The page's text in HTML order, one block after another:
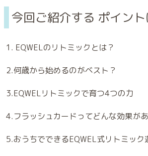
今回ご紹介する ポイント
1. EQWELのリトミックとは？
2.何歳から始めるのがベスト？
3.EQWELリトミックで育つ4つの力
4.フラッシュカードってどんな効果が
5.おうちでできるEQWEL式リトミック